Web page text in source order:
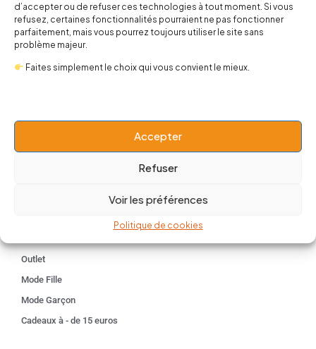
d’accepter ou de refuser ces technologies à tout moment. Si vous
refusez, certaines fonctionnalités pourraient ne pas fonctionner
parfaitement, mais vous pourrez toujours utiliser le site sans
problème majeur.
Faites simplement le choix qui vous convient le mieux.
Accepter
Refuser
Voir les préférences
Politique de cookies
Follow us
Outlet
Mode Fille
Mode Garçon
Cadeaux à - de 15 euros